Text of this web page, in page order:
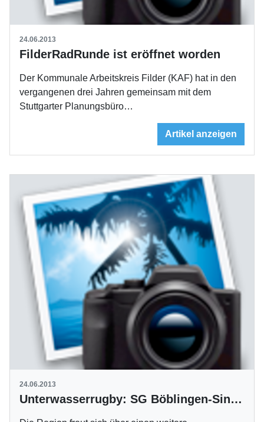
24.06.2013
FilderRadRunde ist eröffnet worden
Der Kommunale Arbeitskreis Filder (KAF) hat in den
vergangenen drei Jahren gemeinsam mit dem
Stuttgarter Planungsbüro…
Artikel anzeigen
24.06.2013
Unterwasserrugby: SG Böblingen-Sindelfingen steigt auf